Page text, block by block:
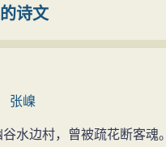
诗文
张嵲
水边村，曾被疏花断客魂。